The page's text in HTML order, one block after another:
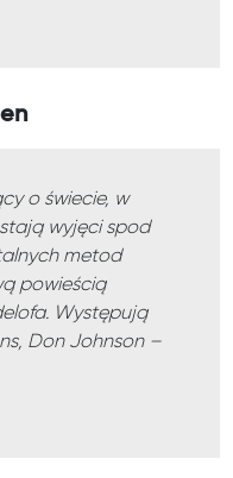
o świecie, w
wyjęci spod
metod
powieścią
Występują
Don Johnson –